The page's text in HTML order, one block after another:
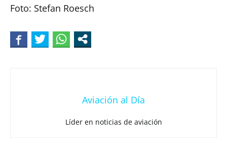
Foto: Stefan Roesch
Aviación al Día
Líder en noticias de aviación